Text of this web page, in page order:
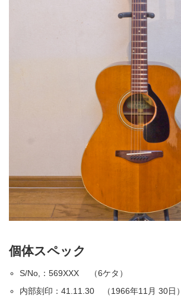
個体スペック
S/No,：569XXX （6ケタ）
内部刻印：41.11.30 （1966年11月 30日）